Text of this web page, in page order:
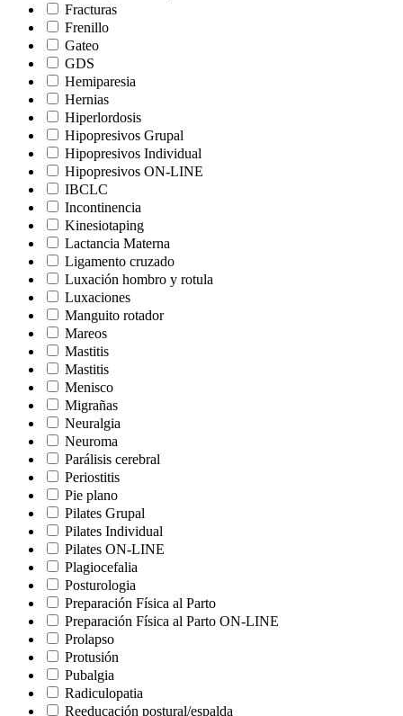
Fracturas
Frenillo
Gateo
GDS
Hemiparesia
Hernias
Hiperlordosis
Hipopresivos Grupal
Hipopresivos Individual
Hipopresivos ON-LINE
IBCLC
Incontinencia
Kinesiotaping
Lactancia Materna
Ligamento cruzado
Luxación hombro y rotula
Luxaciones
Manguito rotador
Mareos
Mastitis
Mastitis
Menisco
Migrañas
Neuralgia
Neuroma
Parálisis cerebral
Periostitis
Pie plano
Pilates Grupal
Pilates Individual
Pilates ON-LINE
Plagiocefalia
Posturologia
Preparación Física al Parto
Preparación Física al Parto ON-LINE
Prolapso
Protusión
Pubalgia
Radiculopatia
Reeducación postural/espalda